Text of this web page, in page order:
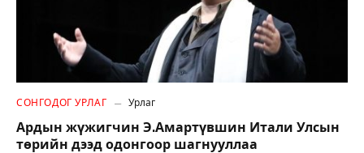
СОНГОДОГ УРЛАГ Урлаг
Ардын жүжигчин Э.Амартүвшин Итали Улсын
төрийн дээд одонгоор шагнууллаа